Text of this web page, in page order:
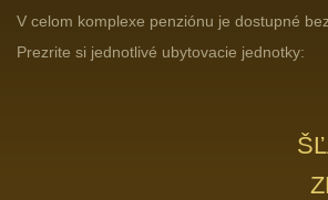
V celom komplexe penziónu je dostupné
Prezrite si jednotlivé ubytovacie jednotky: